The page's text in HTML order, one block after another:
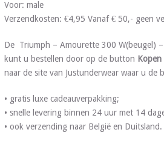
Voor: male
Verzendkosten: €4,95 Vanaf € 50,- geen
De Triumph – Amourette 300 W(beugel)
kunt u bestellen door op de button Kopen
naar de site van Justunderwear waar u de
• gratis luxe cadeauverpakking;
• snelle levering binnen 24 uur met 14
• ook verzending naar België en Duitsland.